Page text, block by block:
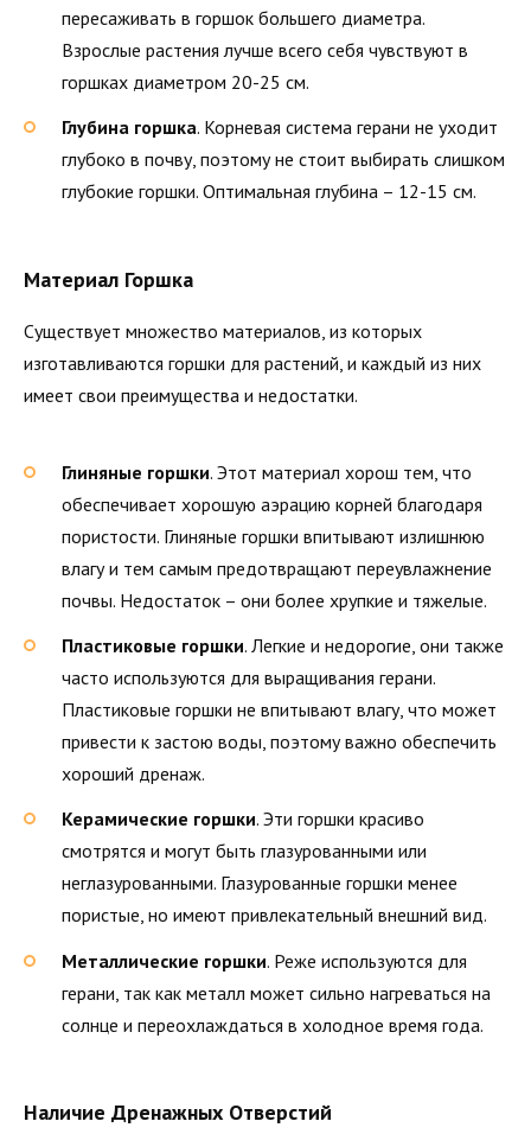
пересаживать в горшок большего диаметра.
Взрослые растения лучше всего себя чувствуют в
горшках диаметром 20-25 см.
Глубина горшка. Корневая система герани не уходит
глубоко в почву, поэтому не стоит выбирать слишком
глубокие горшки. Оптимальная глубина – 12-15 см.
Материал Горшка
Существует множество материалов, из которых
изготавливаются горшки для растений, и каждый из них
имеет свои преимущества и недостатки.
Глиняные горшки. Этот материал хорош тем, что
обеспечивает хорошую аэрацию корней благодаря
пористости. Глиняные горшки впитывают излишнюю
влагу и тем самым предотвращают переувлажнение
почвы. Недостаток – они более хрупкие и тяжелые.
Пластиковые горшки. Легкие и недорогие, они также
часто используются для выращивания герани.
Пластиковые горшки не впитывают влагу, что может
привести к застою воды, поэтому важно обеспечить
хороший дренаж.
Керамические горшки. Эти горшки красиво
смотрятся и могут быть глазурованными или
неглазурованными. Глазурованные горшки менее
пористые, но имеют привлекательный внешний вид.
Металлические горшки. Реже используются для
герани, так как металл может сильно нагреваться на
солнце и переохлаждаться в холодное время года.
Наличие Дренажных Отверстий